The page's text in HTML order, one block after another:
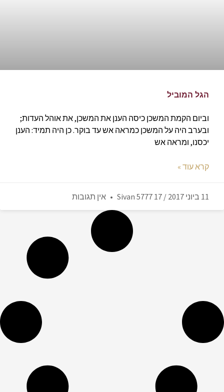
הגל המוביל
וביום הקמת המשכן כיסה הענן את המשכן, את אוהל העדות;
ובערב היה על המשכן כמראה אש עד בוקר. כן היה תמיד: הענן
יכסנו, ומראה אש
קרא עוד »
11 ביוני 2017 / 17 Sivan 5777 אין תגובות